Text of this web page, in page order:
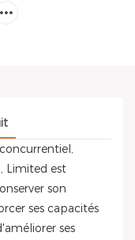
Limited est
son
ses capacités
ses